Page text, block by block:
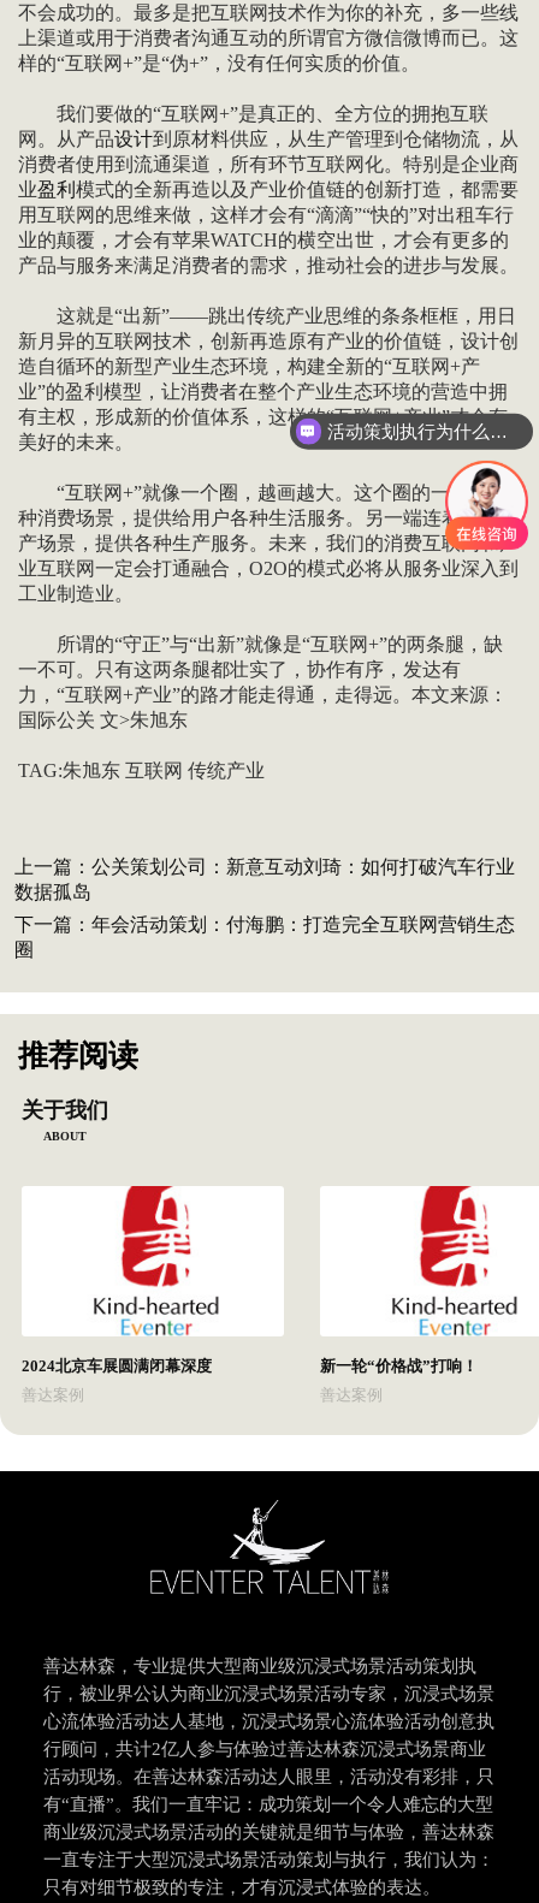
不会成功的。最多是把互联网技术作为你的补充，多一些线
上渠道或用于消费者沟通互动的所谓官方微信微博而已。这
样的“互联网+”是“伪+”，没有任何实质的价值。
我们要做的“互联网+”是真正的、全方位的拥抱互联
网。从产品设计到原材料供应，从生产管理到仓储物流，从
消费者使用到流通渠道，所有环节互联网化。特别是企业商
业盈利 模式的全新再造以及产业价值链的创新打造，都需要
用互联网的思维来做，这样才会有“滴滴”“快的”对出租车行
业的颠覆，才会有苹果WATCH的横空出世，才会有更多的
产品与服务来满足消费者的需求，推动社会的进步与发展。
这就是“出新”——跳出传统产业思维的条条框框，用日
新月异的互联网技术，创新再造原有产业的价值链，设计创
造自循环的新型产业生态环境，构建全新的“互联网+产
业”的盈利模型，让消费者在整个产业生态环境的营造中拥
有主权，形成新的价值体系，这样的“互联网+产业”才会有
美好的未来。
“互联网+”就像一个圈，越画越大。这个圈的一端是各
种消费场景，提供给用户各种生活服务。另一端连着各类生
产场景，提供各种生产服务。未来，我们的消费互联网和产
业互联网一定会打通融合，O2O的模式必将从服务业深入到
工业制造业。
所谓的“守正”与“出新”就像是“互联网+”的两条腿，缺
一不可。只有这两条腿都壮实了，协作有序，发达有
力，“互联网+产业”的路才能走得通，走得远。本文来源：
国际公关 文>朱旭东
TAG:朱旭东 互联网 传统产业
上一篇： 公关策划公司：新意互动刘琦：如何打破汽车行业
数据孤岛
下一篇： 年会活动策划：付海鹏：打造完全互联网营销生态
圈
推荐阅读
关于我们
ABOUT
2024北京车展圆满闭幕深度
善达案例
新一轮“价格战”打响！
善达案例
善达林森，专业提供大型商业级沉浸式场景活动策划执
行，被业界公认为商业沉浸式场景活动专家，沉浸式场景
心流体验活动达人基地，沉浸式场景心流体验活动创意执
行顾问，共计2亿人参与体验过善达林森沉浸式场景商业
活动现场。在善达林森活动达人眼里，活动没有彩排，只
有“直播”。我们一直牢记：成功策划一个令人难忘的大型
商业级沉浸式场景活动的关键就是细节与体验，善达林森
一直专注于大型沉浸式场景活动策划与执行，我们认为：
只有对细节极致的专注，才有沉浸式体验的表达。
活动策划执行为什么要选善达？